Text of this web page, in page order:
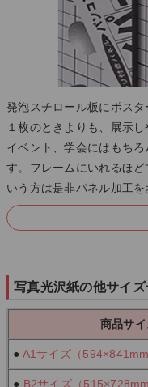
発泡スチロール板にポス
１枚のときよりも、展示
イベント、学会にはもち
す。フレームにいれるほ
いう方は是非パネル加工を
写真光沢紙の他サイズ
商品サ
● A1サイズ（594×841mm
● B2サイズ（515×728mm